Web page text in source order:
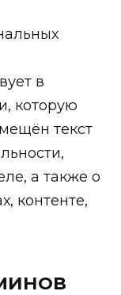
в
которую
текст
а также о
контенте,